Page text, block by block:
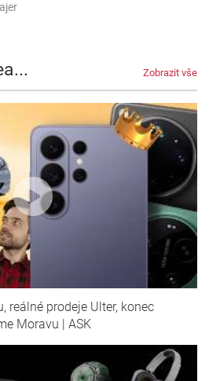
Zobrazit vše
reálné prodeje Ulter, konec
Moravu | ASK